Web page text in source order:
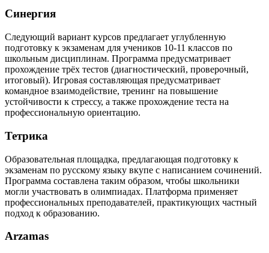
Синергия
Следующий вариант курсов предлагает углубленную
подготовку к экзаменам для учеников 10-11 классов по
школьным дисциплинам. Программа предусматривает
прохождение трёх тестов (диагностический, проверочный,
итоговый). Игровая составляющая предусматривает
командное взаимодействие, тренинг на повышение
устойчивости к стрессу, а также прохождение теста на
профессиональную ориентацию.
Тетрика
Образовательная площадка, предлагающая подготовку к
экзаменам по русскому языку вкупе с написанием сочинений.
Программа составлена таким образом, чтобы школьники
могли участвовать в олимпиадах. Платформа применяет
профессиональных преподавателей, практикующих частный
подход к образованию.
Arzamas